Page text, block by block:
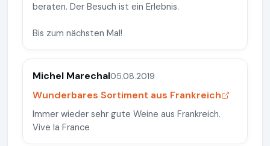
beraten. Der Besuch ist ein Erlebnis.
Bis zum nächsten Mal!
Michel Marechal05.08.2019
Wunderbares Sortiment aus Frankreich
Immer wieder sehr gute Weine aus Frankreich.
Vive la France